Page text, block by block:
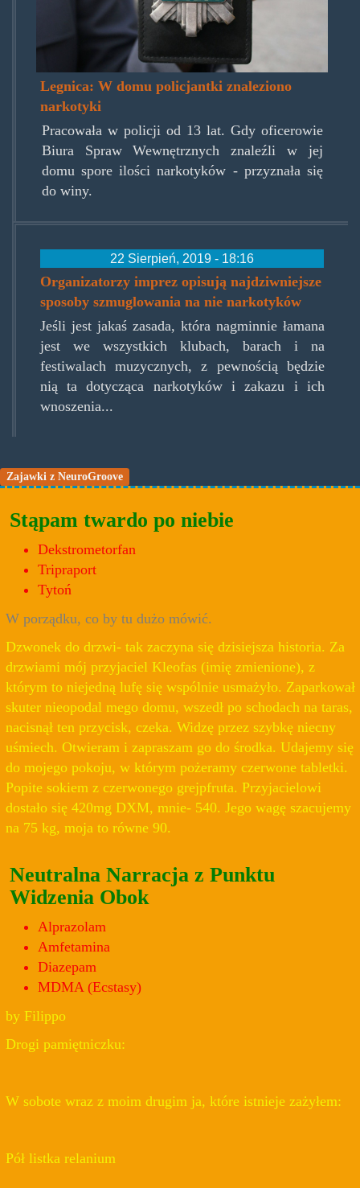
Legnica: W domu policjantki znaleziono
narkotyki
Pracowała w policji od 13 lat. Gdy oficerowie
Biura Spraw Wewnętrznych znaleźli w jej
domu spore ilości narkotyków - przyznała się
do winy.
22 Sierpień, 2019 - 18:16
Organizatorzy imprez opisują najdziwniejsze
sposoby szmuglowania na nie narkotyków
Jeśli jest jakaś zasada, która nagminnie łamana
jest we wszystkich klubach, barach i na
festiwalach muzycznych, z pewnością będzie
nią ta dotycząca narkotyków i zakazu i ich
wnoszenia...
Zajawki z NeuroGroove
Stąpam twardo po niebie
Dekstrometorfan
Tripraport
Tytoń
W porządku, co by tu dużo mówić.
Dzwonek do drzwi- tak zaczyna się dzisiejsza historia. Za
drzwiami mój przyjaciel Kleofas (imię zmienione), z
którym to niejedną lufę się wspólnie usmażyło. Zaparkował
skuter nieopodal mego domu, wszedł po schodach na taras,
nacisnął ten przycisk, czeka. Widzę przez szybkę niecny
uśmiech. Otwieram i zapraszam go do środka. Udajemy się
do mojego pokoju, w którym pożeramy czerwone tabletki.
Popite sokiem z czerwonego grejpfruta. Przyjacielowi
dostało się 420mg DXM, mnie- 540. Jego wagę szacujemy
na 75 kg, moja to równe 90.
Neutralna Narracja z Punktu
Widzenia Obok
Alprazolam
Amfetamina
Diazepam
MDMA (Ecstasy)
by Filippo
Drogi pamiętniczku:
W sobote wraz z moim drugim ja, które istnieje zażyłem:
Pół listka relanium